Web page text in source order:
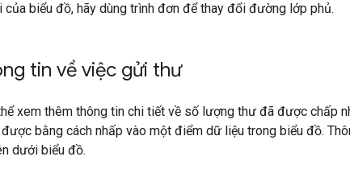
của biểu đồ, hãy dùng trình đơn để thay đổi đường lớp phủ.
tin về việc gửi thư
xem thêm thông tin chi tiết về số lượng thư đã được chấp
bằng cách nhấp vào một điểm dữ liệu trong biểu đồ.
dưới biểu đồ.